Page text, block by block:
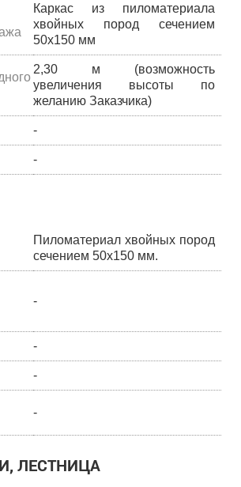
Каркас из пиломатериала
хвойных пород сечением
50х150 мм
2,30 м (возможность
увеличения высоты по
желанию Заказчика)
-
-
Пиломатериал хвойных пород
сечением 50х150 мм.
-
-
-
-
ЛЕСТНИЦА